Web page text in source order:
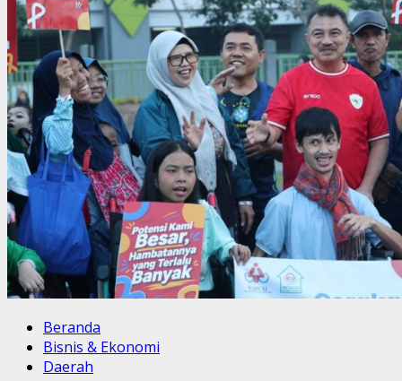
Beranda
Bisnis & Ekonomi
Daerah